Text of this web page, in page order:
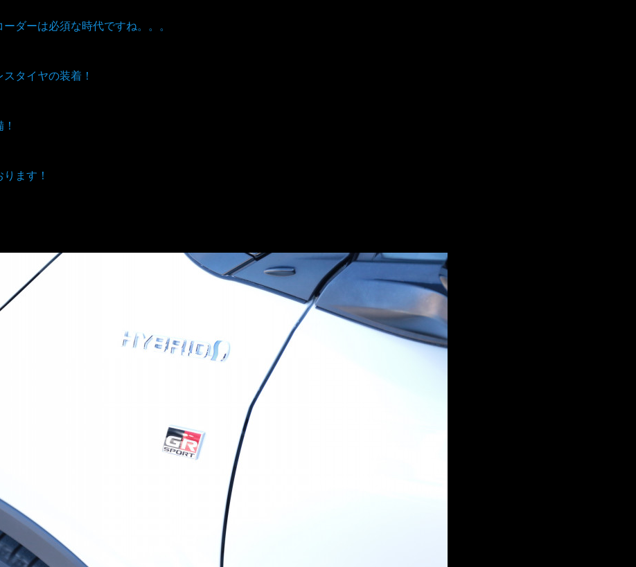
ダーは必須な時代ですね。。。
タイヤの装着！
ます！